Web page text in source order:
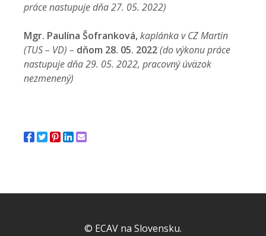
práce nastupuje dňa 27. 05. 2022)
Mgr. Paulína Šofranková,kaplánka v CZ Martin
(TUS – VD) – dňom 28. 05. 2022(do výkonu práce
nastupuje dňa 29. 05. 2022, pracovný úväzok
nezmenený)
© ECAV na Slovensku.